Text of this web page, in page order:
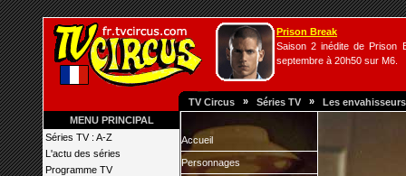
Prison Break
Saison 2 inédite de Prison
septembre à 20h50 sur M6.
TV Circus » Séries TV » Les envahisseurs
MENU PRINCIPAL
Séries TV : A-Z
L'actu des séries
Programme TV
Accueil
Personnages